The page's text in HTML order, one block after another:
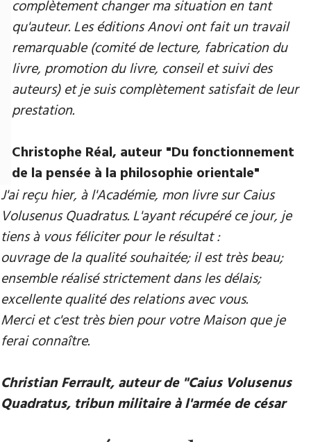
complètement changer ma situation en tant
qu'auteur. Les éditions Anovi ont fait un travail
remarquable (comité de lecture, fabrication du
livre, promotion du livre, conseil et suivi des
auteurs) et je suis complètement satisfait de leur
prestation.
Christophe Réal, auteur ​"Du fonctionnement
de la pensée à la philosophie orientale"
J'ai reçu hier, à l'Académie, mon livre sur Caius
Volusenus Quadratus. L'ayant récupéré ce jour, je
tiens à vous féliciter pour le résultat :
ouvrage de la qualité souhaitée; il est très beau;
ensemble réalisé strictement dans les délais;
excellente qualité des relations avec vous.
Merci et c'est très bien pour votre Maison que je
ferai connaître.
Christian Ferrault, auteur de "Caius Volusenus
Quadratus, tribun militaire à l'armée de césar